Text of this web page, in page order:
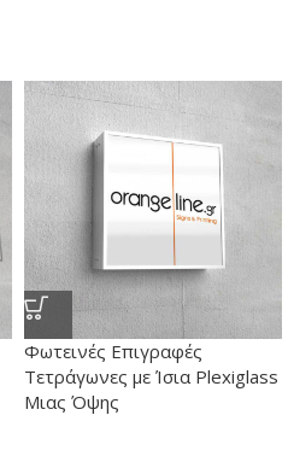
Φωτεινές Επιγραφές
Τετράγωνες με Ίσια Plexiglass
Μιας Όψης